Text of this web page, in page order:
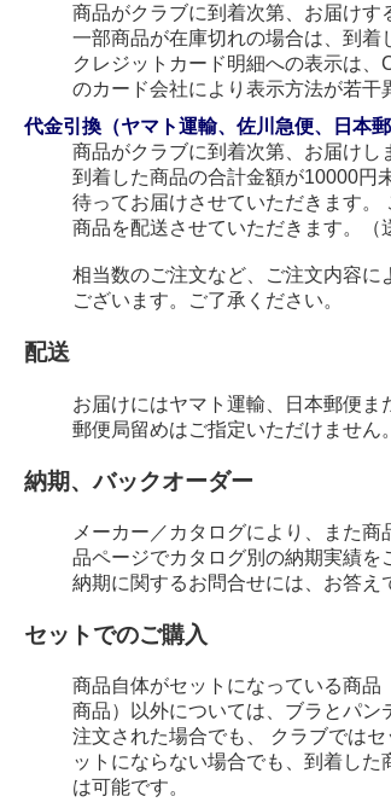
商品がクラブに到着次第、お届けす
一部商品が在庫切れの場合は、到着
クレジットカード明細への表示は
のカード会社により表示方法が若干
代金引換（ヤマト運輸、佐川急便、日本
商品がクラブに到着次第、お届けし
到着した商品の合計金額が10000円
待ってお届けさせていただきます
商品を配送させていただきます。（
相当数のご注文など、ご注文内容
ございます。ご了承ください。
配送
お届けにはヤマト運輸、日本郵便ま
郵便局留めはご指定いただけません
納期、バックオーダー
メーカー／カタログにより、また
品ページでカタログ別の納期実績を
納期に関するお問合せには、お答え
セットでのご購入
商品自体がセットになっている商
商品）以外については、ブラとパ
注文された場合でも、 クラブでは
ットにならない場合でも、到着し
は可能です。